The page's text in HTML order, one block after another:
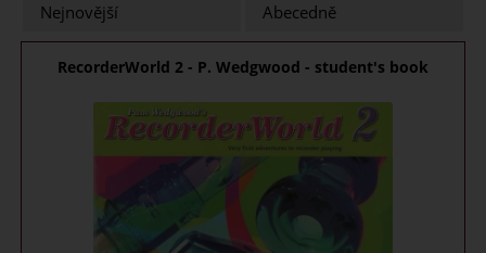
Nejnovější
Abecedně
RecorderWorld 2 - P. Wedgwood - student's book